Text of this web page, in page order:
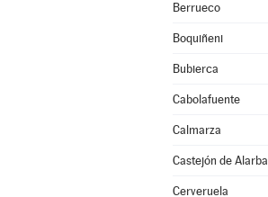
Berrueco
Boquiñeni
Bubierca
Cabolafuente
Calmarza
Castejón de Alarba
Cerveruela